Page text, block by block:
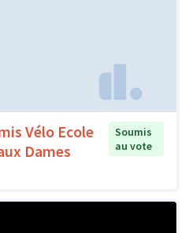
Vélo Ecole
Dames
Soumis
au vote